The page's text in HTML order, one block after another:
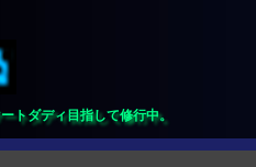
トダディ目指して修行中。